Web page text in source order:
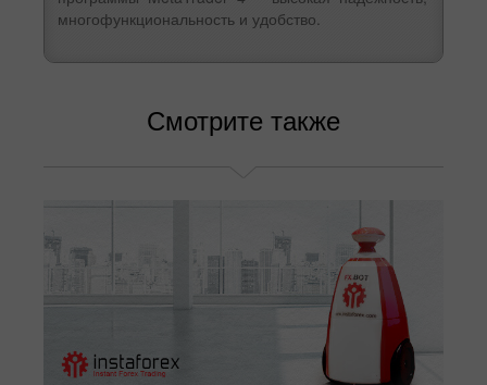
многофункциональность и удобство.
Смотрите также